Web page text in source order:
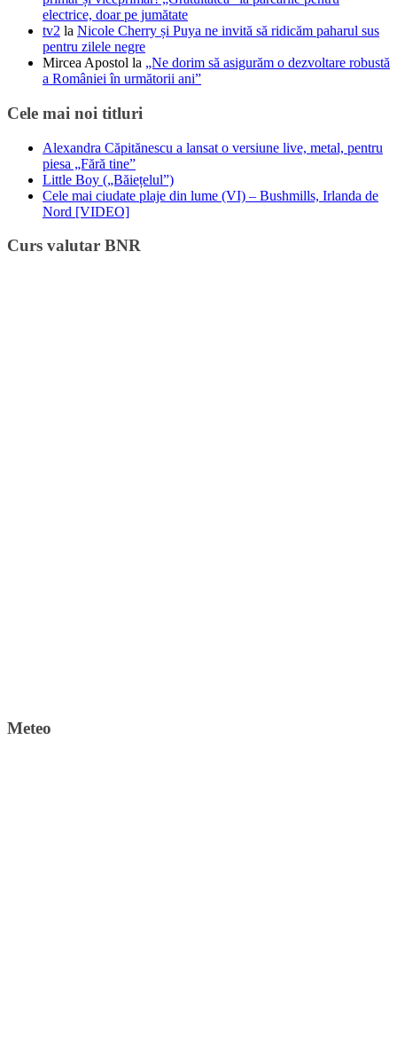
electrice, doar pe jumătate
tv2 la Nicole Cherry și Puya ne invită să ridicăm paharul sus
pentru zilele negre
Mircea Apostol la „Ne dorim să asigurăm o dezvoltare robustă
a României în următorii ani”
Cele mai noi titluri
Alexandra Căpitănescu a lansat o versiune live, metal, pentru
piesa „Fără tine”
Little Boy („Băiețelul”)
Cele mai ciudate plaje din lume (VI) – Bushmills, Irlanda de
Nord [VIDEO]
Curs valutar BNR
Meteo